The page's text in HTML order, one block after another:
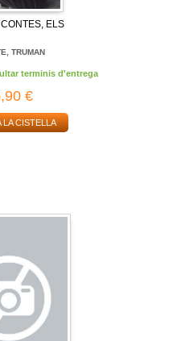
ELS
TRUMAN
terminis d'entrega
€
LA CISTELLA